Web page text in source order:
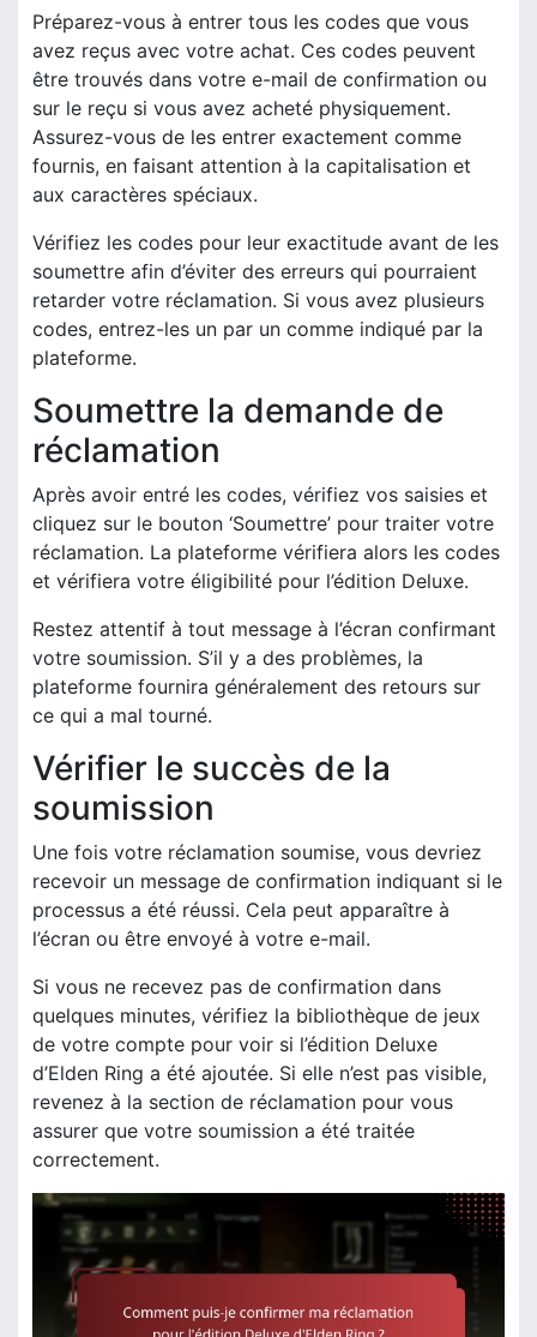
Préparez-vous à entrer tous les codes que vous
avez reçus avec votre achat. Ces codes peuvent
être trouvés dans votre e-mail de confirmation ou
sur le reçu si vous avez acheté physiquement.
Assurez-vous de les entrer exactement comme
fournis, en faisant attention à la capitalisation et
aux caractères spéciaux.
Vérifiez les codes pour leur exactitude avant de les
soumettre afin d’éviter des erreurs qui pourraient
retarder votre réclamation. Si vous avez plusieurs
codes, entrez-les un par un comme indiqué par la
plateforme.
Soumettre la demande de
réclamation
Après avoir entré les codes, vérifiez vos saisies et
cliquez sur le bouton ‘Soumettre’ pour traiter votre
réclamation. La plateforme vérifiera alors les codes
et vérifiera votre éligibilité pour l’édition Deluxe.
Restez attentif à tout message à l’écran confirmant
votre soumission. S’il y a des problèmes, la
plateforme fournira généralement des retours sur
ce qui a mal tourné.
Vérifier le succès de la
soumission
Une fois votre réclamation soumise, vous devriez
recevoir un message de confirmation indiquant si le
processus a été réussi. Cela peut apparaître à
l’écran ou être envoyé à votre e-mail.
Si vous ne recevez pas de confirmation dans
quelques minutes, vérifiez la bibliothèque de jeux
de votre compte pour voir si l’édition Deluxe
d’Elden Ring a été ajoutée. Si elle n’est pas visible,
revenez à la section de réclamation pour vous
assurer que votre soumission a été traitée
correctement.